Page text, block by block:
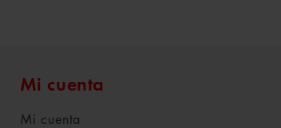
Mi cuenta
Mi cuenta